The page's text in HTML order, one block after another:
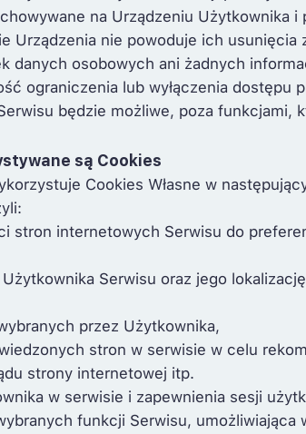
na Urządzeniu
Urządzenia nie powoduje ich
danych osobowych ani żadnych
ograniczenia lub wyłączenia
będzie możliwe, poza funkcjami,
są Cookies
Cookies Własne w
stron internetowych Serwisu do
Serwisu oraz jego
przez Użytkownika,
stron w serwisie w celu
strony internetowej itp.
w serwisie i zapewnienia sesji
funkcji Serwisu,